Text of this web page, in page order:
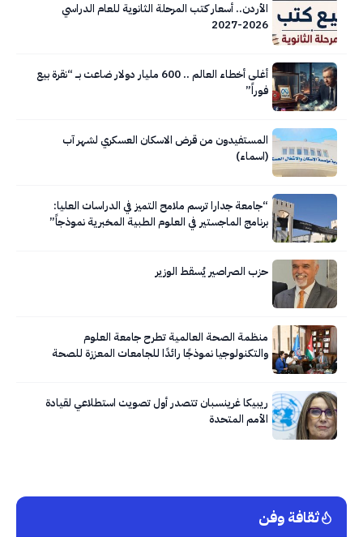
الأردن.. أسعار كتب المرحلة الثانوية للعام الدراسي
2026-2027
أغلى أخطاء العالم .. 600 مليار دولار ضاعت بــــ “نقرة بيع
فوراً”
المستفيدون من قرض الاسكان العسكري لشهر آب
(اسماء)
“جامعة جدارا ترسم ملامح التميز في الدراسات العليا:
برنامج الماجستير في العلوم الطبية المخبرية نموذجاً”
حزب الصراصير يُسقط الوزير
منظمة الصحة العالمية تطرح جامعة العلوم
والتكنولوجيا نموذجًا رائدًا للجامعات المعززة للصحة
ريبيكا غرينسبان تتصدر أول تصويت استطلاعي لقيادة
الأمم المتحدة
ثقافة وفن